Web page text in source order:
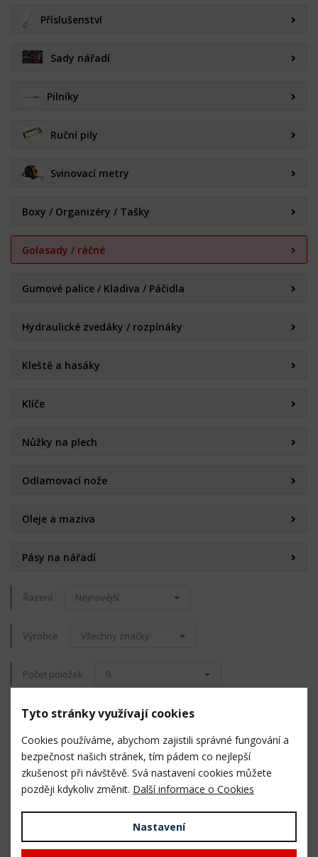
Příslušenství
Sady nářadí
Pilníky
Ruční pily
Svinovací metry
Boxy / Organizéry / Tašky
Golasady / ráčné
Gumové palice / Kladiva / Páčidla
Hydraulické zvedáky / rozpínáky
Kleště a hasáky
Klíče
Nůžky na plech
Odlamovací nože
Oleje a maziva
Pásy na nářadí
Řazení Nejnovější
Výrobce Všechny značky
Počet položek 9
WT2313 - Ráčna 1/4"
5 ks a více skladem
164,- Kč bez DPH
Tyto stránky využívají cookies
Cookies používáme, abychom zajistili správné fungování a
bezpečnost našich stránek, tím pádem co nejlepší
zkušenost při návštěvě. Svá nastavení cookies můžete
později kdykoliv změnit. Další informace o Cookies
Nastavení